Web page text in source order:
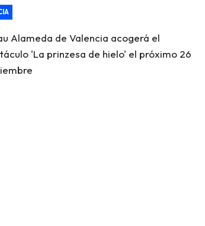
Alameda de Valencia acogerá el
'La prinzesa de hielo' el próximo 26